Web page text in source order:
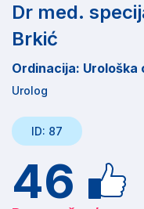
Dr med.
Brkić
Ordinacija: Urološka
Urolog
ID: 87
46